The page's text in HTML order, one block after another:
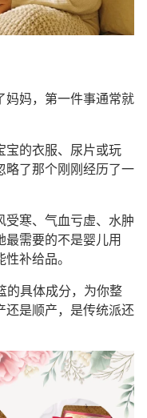
妈妈，第一件事通常就
宝的衣服、尿片或玩
略了那个刚刚经历了一
寒、气血亏虚、水肿
最需要的不是婴儿用
补给品。
的具体成分，为你整
还是顺产，是传统派还